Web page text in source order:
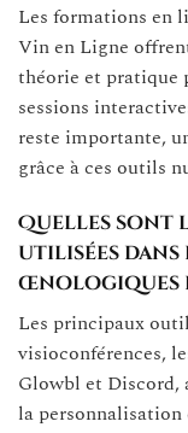
Les formations en
Vin en Ligne
théorie et pratique
sessions
reste importante,
grâce à ces outils
Quelles sont
utilisées
œnologiques
Les principaux
visioconférences,
Glowbl et
la